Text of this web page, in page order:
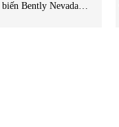
biến Bently Nevada